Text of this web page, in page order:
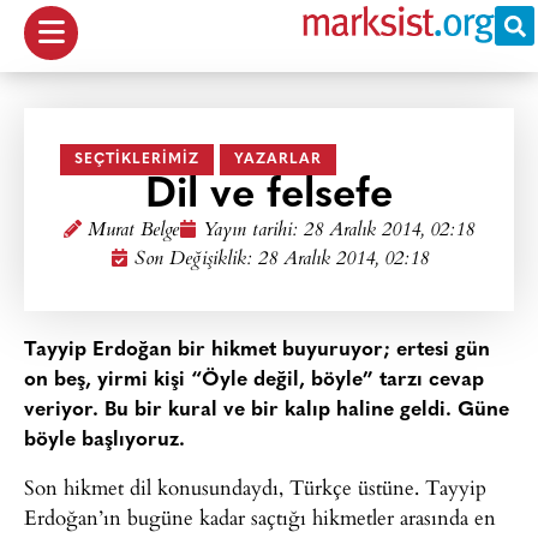
SEÇTIKLERIMIZ YAZARLAR
Dil ve felsefe
Murat Belge Yayın tarihi: 28 Aralık 2014, 02:18
Son Değişiklik: 28 Aralık 2014, 02:18
Tayyip Erdoğan bir hikmet buyuruyor; ertesi gün
on beş, yirmi kişi “Öyle değil, böyle” tarzı cevap
veriyor. Bu bir kural ve bir kalıp haline geldi. Güne
böyle başlıyoruz.
Son hikmet dil konusundaydı, Türkçe üstüne. Tayyip
Erdoğan’ın bugüne kadar saçtığı hikmetler arasında en